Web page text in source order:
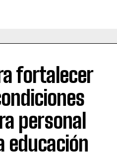
fortalecer
personal
educación